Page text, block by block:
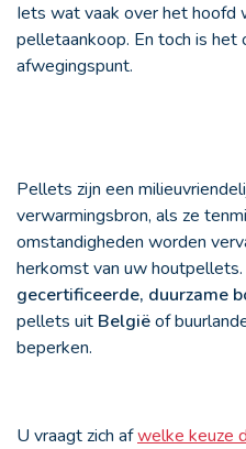
Iets wat vaak over het hoofd
pelletaankoop. En toch is het
afwegingspunt.
Pellets zijn een
verwarmingsbron, als ze
omstandigheden worden
herkomst van uw
gecertificeerde, duurzame
pellets uit Belgiëof
beperken.
U vraagt zich afwelke keuze